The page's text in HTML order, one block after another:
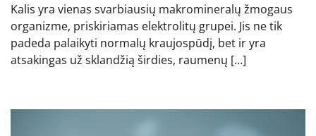
Kalis yra vienas svarbiausių makromineralų žmogaus
organizme, priskiriamas elektrolitų grupei. Jis ne tik
padeda palaikyti normalų kraujospūdį, bet ir yra
atsakingas už sklandžią širdies, raumenų […]